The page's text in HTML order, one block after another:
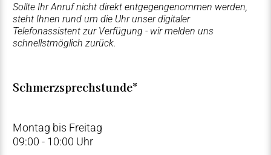
Sollte Ihr Anruf nicht direkt entgegengenommen werden,
steht Ihnen rund um die Uhr unser digitaler
Telefonassistent zur Verfügung - wir melden uns
schnellstmöglich zurück.
Schmerzsprechstunde*
Montag bis Freitag
09:00 - 10:00 Uhr